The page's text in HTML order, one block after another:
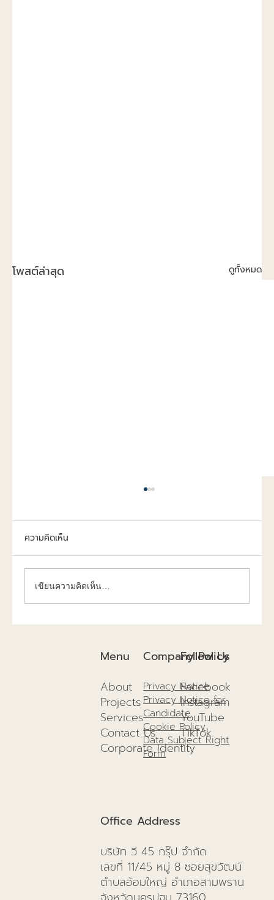
โพสต์ล่าสุด ดูทั้งหมด
แวดล้อม และอนาคตที่ดีกว่าเดิม!
ความคิดเห็น
เขียนความคิดเห็น…
Menu
About
Projects
Services
Contact Us
Corporate Identity
Office Address
บริษัท วี 45 กรุ๊ป จำกัด
เลขที่ 11/45 หมู่ 8 ซอยสุขวัฒน์
ตำบลอ้อมใหญ่ อำเภอสามพราน
Follow Us
Facebook
Instagram
YouTube
TikTok
Company Policy
Privacy Notice
Privacy Notice for
Candidate
Cookie Policy
Data Subject Right
Form